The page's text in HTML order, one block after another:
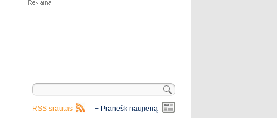
+ Pranešk naujieną
RSS srautas